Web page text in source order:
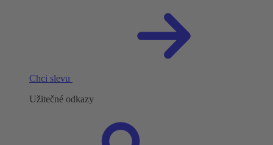
Chci slevu
Užitečné odkazy